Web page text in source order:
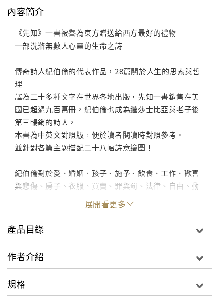
內容簡介
《先知》一書被譽為東方贈送給西方最好的禮物
一部洗滌無數人心靈的生命之詩
傳奇詩人紀伯倫的代表作品，28篇關於人生的思索與哲
理
譯為二十多種文字在世界各地出版，先知一書銷售在美
國已超過九百萬冊，紀伯倫也成為繼莎士比亞與老子後
第三暢銷的詩人，
本書為中英文對照版，便於讀者閱讀時對照參考。
並針對各篇主題搭配二十八幅詩意繪圖！
紀伯倫對於愛、婚姻、孩子、施予、飲食、工作、歡喜
與悲傷、房子、衣服、買賣、罪與罰、法律、自由、動
機與感性、痛苦、自知、教學、友情、言談、時間、善
惡、祈禱、喜樂、美、宗教、死亡等人生各方面的提問
所做的回答。
分、職業的人的提問與智者的回答。提出人在一生中會
對於人生的思索，並藉由智者的回答，闡述紀伯倫心中
展開看更多
產品目錄
作者介紹
規格